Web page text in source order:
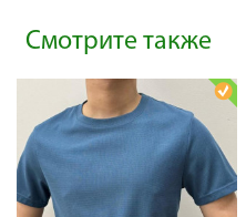
Смотрите также